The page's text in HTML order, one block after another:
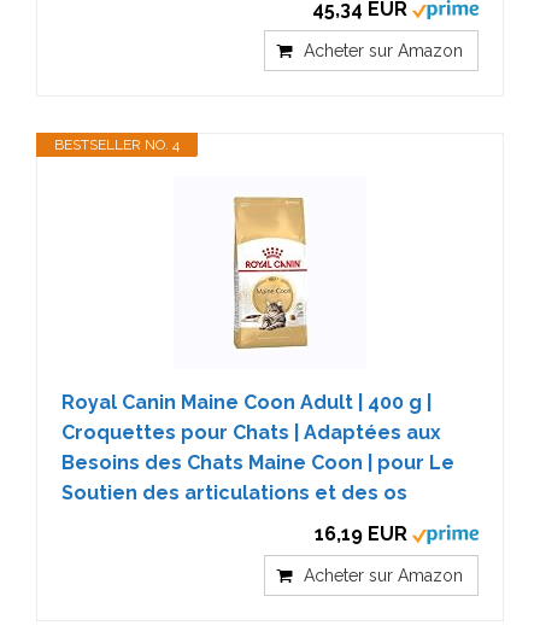
45,34 EUR
Acheter sur Amazon
BESTSELLER NO. 4
Royal Canin Maine Coon Adult | 400 g |
Croquettes pour Chats | Adaptées aux
Besoins des Chats Maine Coon | pour Le
Soutien des articulations et des os
16,19 EUR
Acheter sur Amazon